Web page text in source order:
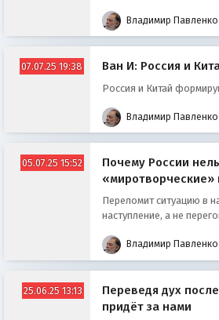
Владимир Павленко
07.07.25 19:38 Ван И: Россия и
Россия и Китай
Владимир Павленко
05.07.25 15:52
Почему России
Переломит ситуацию в
наступление, а не
Владимир Павленко
25.06.25 13:13
Переведя дух
придёт за нами